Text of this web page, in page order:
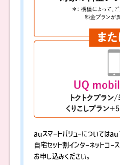
auスマートバリューについては
自宅セット割インターネットコ
お申し込みください。